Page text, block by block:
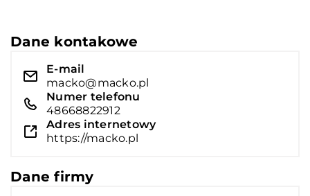
Dane kontakowe
E-mail
macko@macko.pl
Numer telefonu
48668822912
Adres internetowy
https://macko.pl
Dane firmy